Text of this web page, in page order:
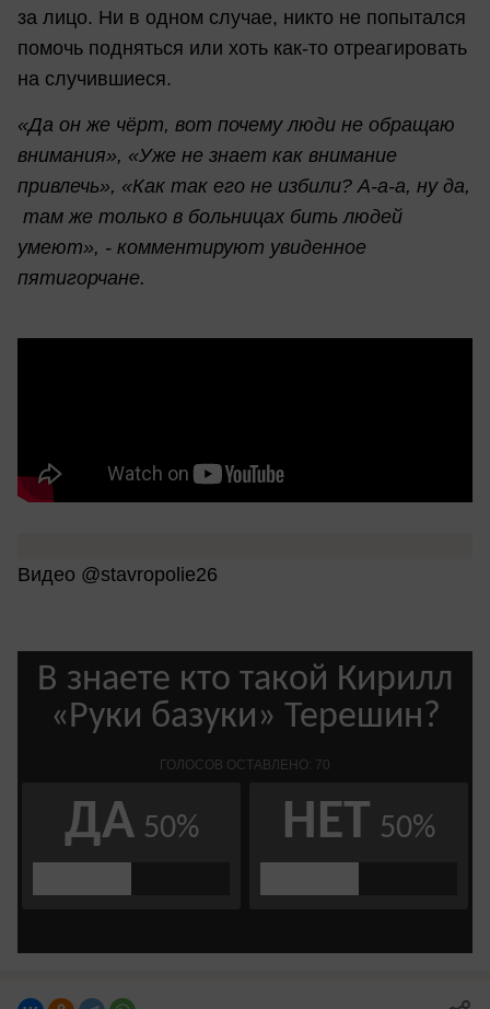
за лицо. Ни в одном случае, никто не попытался
помочь подняться или хоть как-то отреагировать
на случившиеся.
«Да он же чёрт, вот почему люди не обращаю
внимания», «Уже не знает как внимание
привлечь», «Как так его не избили? А-а-а, ну да,
там же только в больницах бить людей
умеют», - комментируют увиденное
пятигорчане.
Видео @stavropolie26